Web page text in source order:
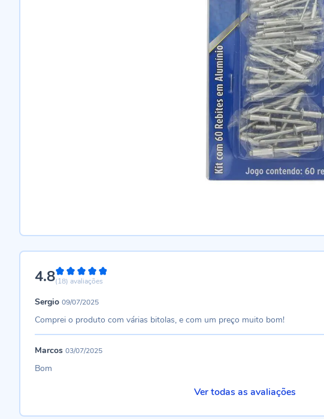
4.896%
(18) avaliações
Sergio 09/07/2025
Comprei o produto com várias bitolas, e com um preço muito bom!
Marcos 03/07/2025
Bom
Ver todas as avaliações